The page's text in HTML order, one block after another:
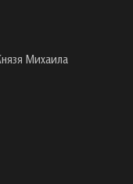
Михаила